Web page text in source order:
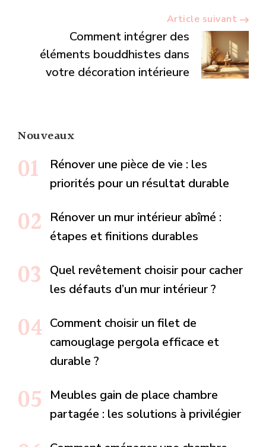
Article suivant
Comment intégrer des
éléments bouddhistes dans
votre décoration intérieure
Nouveaux
Rénover une pièce de vie : les
priorités pour un résultat durable
Rénover un mur intérieur abîmé :
étapes et finitions durables
Quel revêtement choisir pour cacher
les défauts d’un mur intérieur ?
Comment choisir un filet de
camouglage pergola efficace et
durable ?
Meubles gain de place chambre
partagée : les solutions à privilégier